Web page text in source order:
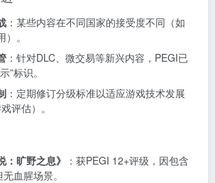
：某些内容在不同国家的接受度不同（如
。
：针对DLC、微交易等新兴内容，PEGI已
”标识。
：定期修订分级标准以适应游戏技术发展
评估）。
：旷野之息》
：获PEGI 12+评级，因包含
血腥场景。